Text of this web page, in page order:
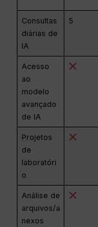
Consultas
diárias de
IA
5
Acesso
ao
modelo
avançado
de IA
Projetos
de
laboratóri
o
Análise de
arquivos/a
nexos